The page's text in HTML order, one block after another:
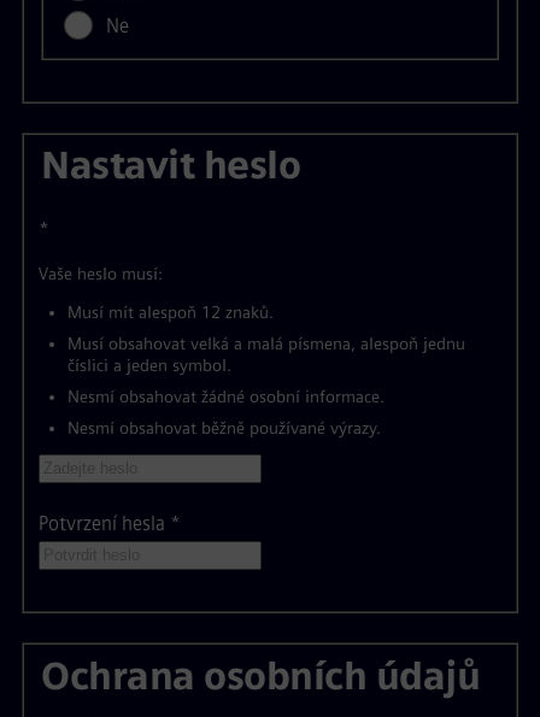
Ne
Nastavit heslo
*
Vaše heslo musí:
Musí mít alespoň 12 znaků.
Musí obsahovat velká a malá písmena, alespoň jednu
číslici a jeden symbol.
Nesmí obsahovat žádné osobní informace.
Nesmí obsahovat běžně používané výrazy.
Potvrzení hesla *
Ochrana osobních údajů